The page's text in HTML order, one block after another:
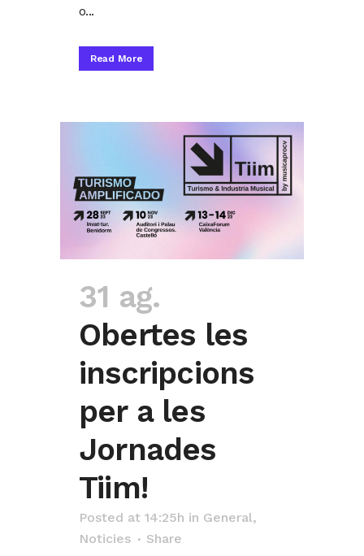
o...
Read More
31 ag.
Obertes les
inscripcions
per a les
Jornades
Tiim!
Posted at 14:25h in General,
Noticies
Share